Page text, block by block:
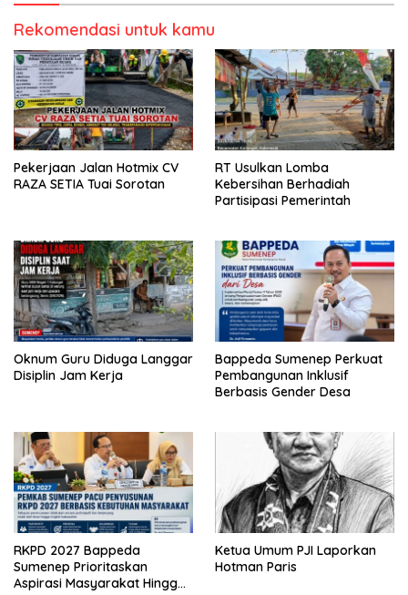
Rekomendasi untuk kamu
Pekerjaan Jalan Hotmix CV
RAZA SETIA Tuai Sorotan
RT Usulkan Lomba
Kebersihan Berhadiah
Partisipasi Pemerintah
Oknum Guru Diduga Langgar
Disiplin Jam Kerja
Bappeda Sumenep Perkuat
Pembangunan Inklusif
Berbasis Gender Desa
RKPD 2027 Bappeda
Sumenep Prioritaskan
Aspirasi Masyarakat Hingga
Ketua Umum PJI Laporkan
Hotman Paris